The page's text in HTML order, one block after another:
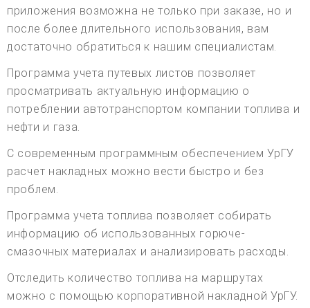
приложения возможна не только при заказе, но и
после более длительного использования, вам
достаточно обратиться к нашим специалистам.
Программа учета путевых листов позволяет
просматривать актуальную информацию о
потреблении автотранспортом компании топлива и
нефти и газа.
С современным программным обеспечением УрГУ
расчет накладных можно вести быстро и без
проблем.
Программа учета топлива позволяет собирать
информацию об использованных горюче-
смазочных материалах и анализировать расходы.
Отследить количество топлива на маршрутах
можно с помощью корпоративной накладной УрГУ.